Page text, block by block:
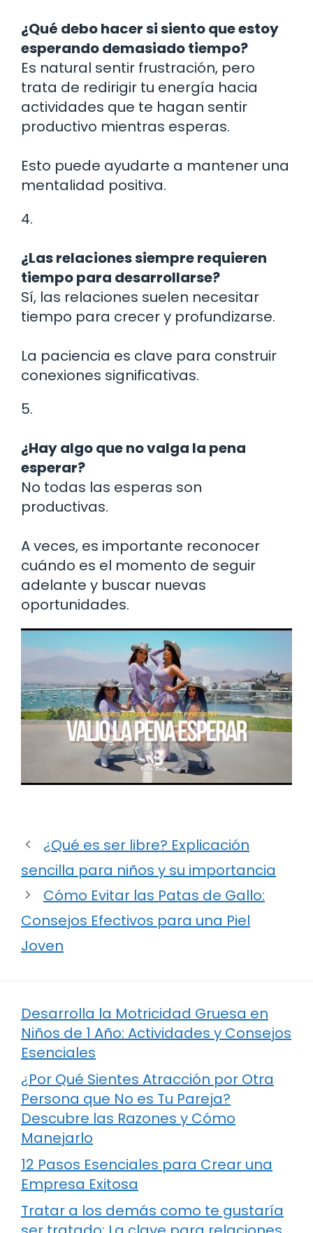
¿Qué debo hacer si siento que estoy
esperando demasiado tiempo?
Es natural sentir frustración, pero
trata de redirigir tu energía hacia
actividades que te hagan sentir
productivo mientras esperas.
Esto puede ayudarte a mantener una
mentalidad positiva.
4.
¿Las relaciones siempre requieren
tiempo para desarrollarse?
Sí, las relaciones suelen necesitar
tiempo para crecer y profundizarse.
La paciencia es clave para construir
conexiones significativas.
5.
¿Hay algo que no valga la pena
esperar?
No todas las esperas son
productivas.
A veces, es importante reconocer
cuándo es el momento de seguir
adelante y buscar nuevas
oportunidades.
¿Qué es ser libre? Explicación
sencilla para niños y su importancia
Cómo Evitar las Patas de Gallo:
Consejos Efectivos para una Piel
Joven
Desarrolla la Motricidad Gruesa en
Niños de 1 Año: Actividades y Consejos
Esenciales
¿Por Qué Sientes Atracción por Otra
Persona que No es Tu Pareja?
Descubre las Razones y Cómo
Manejarlo
12 Pasos Esenciales para Crear una
Empresa Exitosa
Tratar a los demás como te gustaría